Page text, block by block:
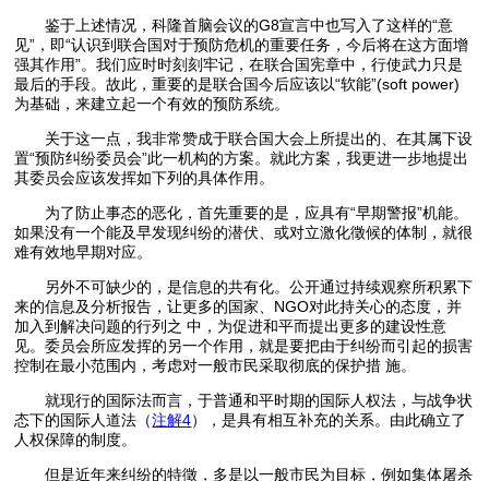
鉴于上述情况，科隆首脑会议的G8宣言中也写入了这样的“意
见”，即“认识到联合国对于预防危机的重要任务，今后将在这方面增
强其作用”。我们应时时刻刻牢记，在联合国宪章中，行使武力只是
最后的手段。故此，重要的是联合国今后应该以“软能”(soft power)
为基础，来建立起一个有效的预防系统。
关于这一点，我非常赞成于联合国大会上所提出的、在其属下设
置“预防纠纷委员会”此一机构的方案。就此方案，我更进一步地提出
其委员会应该发挥如下列的具体作用。
为了防止事态的恶化，首先重要的是，应具有“早期警报”机能。
如果没有一个能及早发现纠纷的潜伏、或对立激化徵候的体制，就很
难有效地早期对应。
另外不可缺少的，是信息的共有化。公开通过持续观察所积累下
来的信息及分析报告，让更多的国家、NGO对此持关心的态度，并
加入到解决问题的行列之 中，为促进和平而提出更多的建设性意
见。委员会所应发挥的另一个作用，就是要把由于纠纷而引起的损害
控制在最小范围内，考虑对一般市民采取彻底的保护措 施。
就现行的国际法而言，于普通和平时期的国际人权法，与战争状
态下的国际人道法（注解4），是具有相互补充的关系。由此确立了
人权保障的制度。
但是近年来纠纷的特徵，多是以一般市民为目标，例如集体屠杀